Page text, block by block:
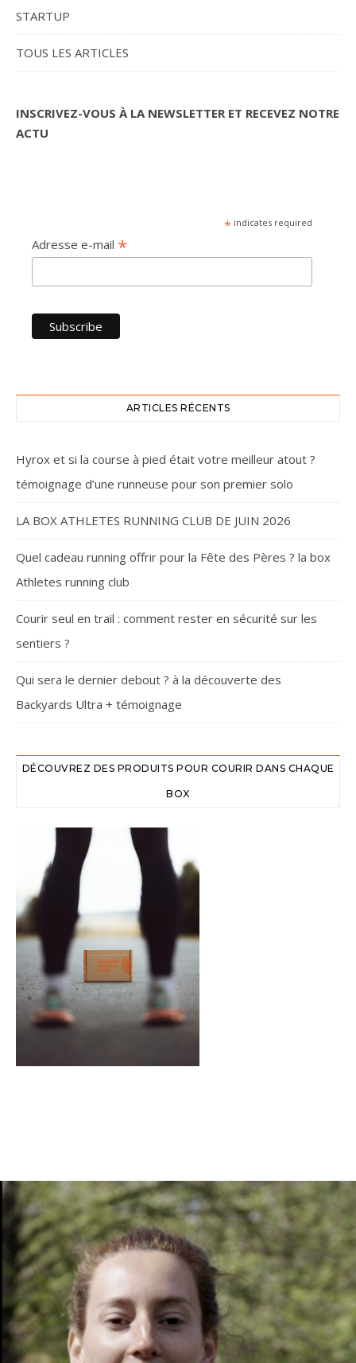
STARTUP
TOUS LES ARTICLES
INSCRIVEZ-VOUS À LA NEWSLETTER ET RECEVEZ NOTRE
ACTU
* indicates required
Adresse e-mail *
ARTICLES RÉCENTS
Hyrox et si la course à pied était votre meilleur atout ?
témoignage d’une runneuse pour son premier solo
LA BOX ATHLETES RUNNING CLUB DE JUIN 2026
Quel cadeau running offrir pour la Fête des Pères ? la box
Athletes running club
Courir seul en trail : comment rester en sécurité sur les
sentiers ?
Qui sera le dernier debout ? à la découverte des
Backyards Ultra + témoignage
DÉCOUVREZ DES PRODUITS POUR COURIR DANS CHAQUE
BOX
En tant qu'abonné, découvre des conten